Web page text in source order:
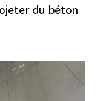
du béton